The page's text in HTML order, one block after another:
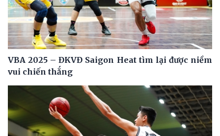
VBA 2025 – ĐKVĐ Saigon Heat tìm lại được niềm
vui chiến thắng